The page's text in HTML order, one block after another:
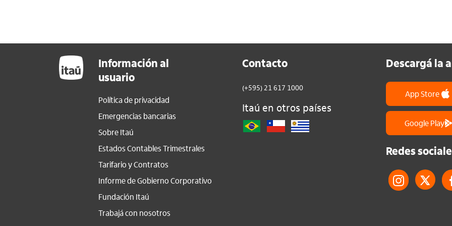
Información al
usuario
Política de privacidad
Emergencias bancarias
Sobre Itaú
Estados Contables Trimestrales
Tarifario y Contratos
Informe de Gobierno Corporativo
Fundación Itaú
Trabajá con nosotros
Contacto
(+595) 21 617 1000
Itaú en otros países
Descargá la
App Store
Google Play
Redes